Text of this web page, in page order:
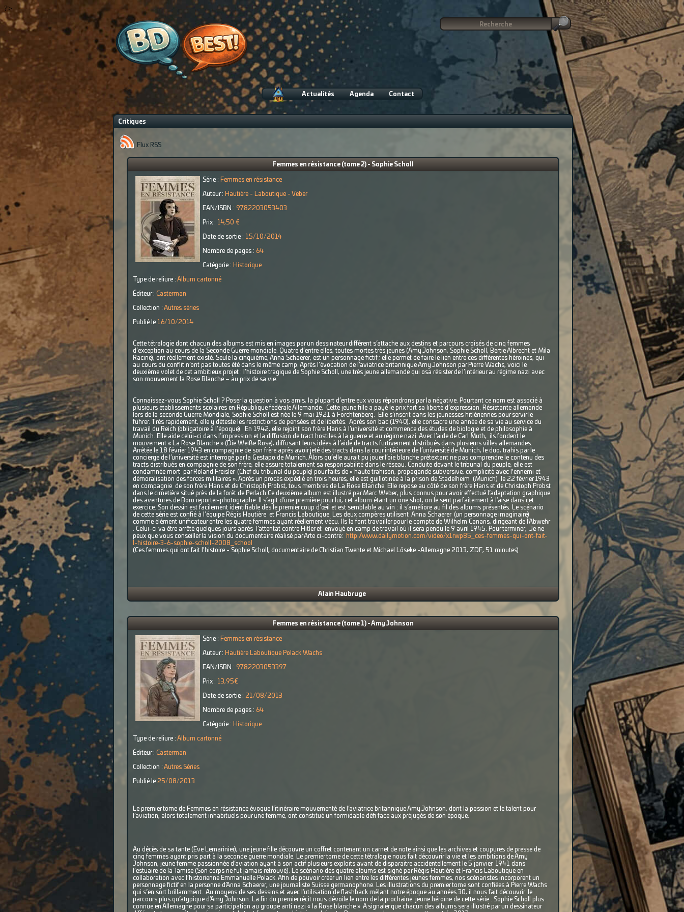
?>
Actualités Agenda Contact
Critiques
Flux RSS
Femmes en résistance (tome 2) - Sophie Scholl
Série : Femmes en résistance
Auteur : Hautière - Laboutique - Veber
EAN/ISBN : 9782203053403
Prix : 14,50 €
Date de sortie : 15/10/2014
Nombre de pages : 64
Catégorie : Historique
Type de reliure : Album cartonné
Éditeur : Casterman
Collection : Autres séries
Publié le 16/10/2014
Cette tétralogie dont chacun des albums est mis en images par un dessinateur différent s’attache aux destins et parcours croisés de cinq femmes
d’exception au cours de la Seconde Guerre mondiale. Quatre d’entre elles, toutes mortes très jeunes (Amy Johnson, Sophie Scholl, Bertie Albrecht et Mila
Racine), ont réellement existé. Seule la cinquième, Anna Schaerer, est un personnage fictif ; elle permet de faire le lien entre ces différentes héroïnes, qui
au cours du conflit n’ont pas toutes été dans le même camp. Après l’évocation de l’aviatrice britannique Amy Johnson par Pierre Wachs, voici le
deuxième volet de cet ambitieux projet : l’histoire tragique de Sophie Scholl, une très jeune allemande qui osa résister de l’intérieur au régime nazi avec
son mouvement la Rose Blanche – au prix de sa vie.
Connaissez-vous Sophie Scholl ? Poser la question à vos amis, la plupart d’entre eux vous répondrons par la négative. Pourtant ce nom est associé à
plusieurs établissements scolaires en République fédérale Allemande. Cette jeune fille a payé le prix fort sa liberté d’expression. Résistante allemande
lors de la seconde Guerre Mondiale, Sophie Scholl est née le 9 mai 1921 à Forchtenberg. Elle s’inscrit dans les jeunesses hitlériennes pour servir le
führer. Très rapidement, elle y déteste les restrictions de pensées et de libertés. Après son bac (1940), elle consacre une année de sa vie au service du
travail du Reich (obligatoire à l’époque). En 1942, elle rejoint son frère Hans à l’université et commence des études de biologie et de philosophie à
Munich. Elle aide celui-ci dans l’impression et la diffusion de tract hostiles à la guerre et au régime nazi. Avec l’aide de Carl Muth, ils fondent le
mouvement « La Rose Blanche » (Die Weiße Rose), diffusant leurs idées à l’aide de tracts furtivement distribués dans plusieurs villes allemandes.
Arrêtée le 18 février 1943 en compagnie de son frère après avoir jeté des tracts dans la cour intérieure de l’université de Munich, le duo, trahis par le
concierge de l’université est interrogé par la Gestapo de Munich. Alors qu’elle aurait pu jouer l’oie blanche prétextant ne pas comprendre le contenu des
tracts distribués en compagnie de son frère, elle assure totalement sa responsabilité dans le réseau. Conduite devant le tribunal du peuple, elle est
condamnée mort par Roland Freisler (Chef du tribunal du peuple) pour faits de « haute trahison, propagande subversive, complicité avec l'ennemi et
démoralisation des forces militaires ». Après un procès expédié en trois heures, elle est guillotinée à la prison de Stadelheim (Munich) le 22 février 1943
en compagnie de son frère Hans et de Christoph Probst, tous membres de La Rose Blanche. Elle repose au côté de son frère Hans et de Christoph Probst
dans le cimetière situé près de la forêt de Perlach.Ce deuxième album est illustré par Marc Weber, plus connus pour avoir effectué l’adaptation graphique
des aventures de Boro reporter-photographe. Il s’agit d’une première pour lui, cet album étant un one shot, on le sent parfaitement à l’aise dans cet
exercice. Son dessin est facilement identifiable dès le premier coup d’œil et est semblable au vin : il s’améliore au fil des albums présentés. Le scénario
de cette série est confié à l’équipe Régis Hautière et Francis Laboutique. Les deux compères utilisent Anna Schaerer (un personnage imaginaire)
comme élément unificateur entre les quatre femmes ayant réellement vécu. Ils la font travailler pour le compte de Wilhelm Canaris, dirigeant de l’Abwehr
. Celui-ci va être arrêté quelques jours après l’attentat contre Hitler et envoyé en camp de travail où il sera pendu le 9 avril 1945. Pour terminer, Je ne
peux que vous conseiller la vision du documentaire réalisé par Arte ci-contre:
http://www.dailymotion.com/video/x1rwp85_ces-femmes-qui-ont-fait-
l-histoire-3-6-sophie-scholl-2008_school
(Ces femmes qui ont fait l'histoire - Sophie Scholl, documentaire de Christian Twente et Michael Löseke -Allemagne 2013, ZDF, 51 minutes)
Alain Haubruge
Femmes en résistance (tome 1) - Amy Johnson
Série : Femmes en résistance
Auteur : Hautière Laboutique Polack Wachs
EAN/ISBN : 9782203053397
Prix : 13,95€
Date de sortie : 21/08/2013
Nombre de pages : 64
Catégorie : Historique
Type de reliure : Album cartonné
Éditeur : Casterman
Collection : Autres Séries
Publié le 25/08/2013
Le premier tome de Femmes en résistance évoque l’itinéraire mouvementé de l’aviatrice britannique Amy Johnson, dont la passion et le talent pour
l’aviation, alors totalement inhabituels pour une femme, ont constitué un formidable défi face aux préjugés de son époque.
Au décès de sa tante (Eve Lemarinier), une jeune fille découvre un coffret contenant un carnet de note ainsi que les archives et coupures de presse de
cinq femmes ayant pris part à la seconde guerre mondiale. Le premier tome de cette tétralogie nous fait découvrir la vie et les ambitions de Amy
Johnson, jeune femme passionnée d’aviation ayant à son actif plusieurs exploits avant de disparaitre accidentellement le 5 janvier 1941 dans
l’estuaire de la Tamise (Son corps ne fut jamais retrouvé). Le scénario des quatre albums est signé par Régis Hautière et Francis Laboutique en
collaboration avec l’historienne Emmanuelle Polack. Afin de pouvoir créer un lien entre les différentes jeunes femmes, nos scénaristes incorporent un
personnage fictif en la personne d’Anna Schaerer, une journaliste Suisse germanophone. Les illustrations du premier tome sont confiées à Pierre Wachs
qui s’en sort brillamment. Au moyens de ses dessins et avec l’utilisation de flashback mêlant notre époque au années 30, il nous fait découvrir le
parcours plus qu’atypique d’Amy Johnson. La fin du premier récit nous dévoile le nom de la prochaine jeune héroïne de cette série : Sophie Scholl plus
connue en Allemagne pour sa participation au groupe anti nazi « la Rose blanche ». A signaler que chacun des albums sera illustré par un dessinateur